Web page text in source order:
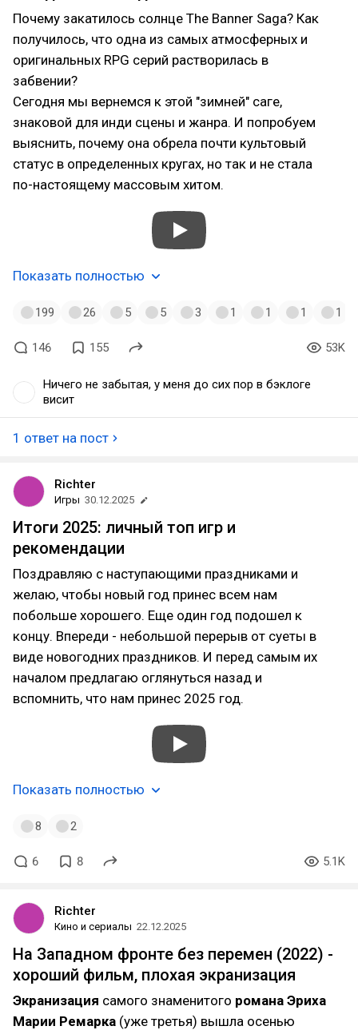
Почему закатилось солнце The Banner Saga? Как
получилось, что одна из самых атмосферных и
оригинальных RPG серий растворилась в
забвении?
Сегодня мы вернемся к этой "зимней" саге,
знаковой для инди сцены и жанра. И попробуем
выяснить, почему она обрела почти культовый
статус в определенных кругах, но так и не стала
по-настоящему массовым хитом.
Показать полностью
199 26 5 5 3 1 1 1 1
146 155 53K
Ничего не забытая, у меня до сих пор в бэклоге
висит
1 ответ на пост
Richter
Игры 30.12.2025
Итоги 2025: личный топ игр и
рекомендации
Поздравляю с наступающими праздниками и
желаю, чтобы новый год принес всем нам
побольше хорошего. Еще один год подошел к
концу. Впереди - небольшой перерыв от суеты в
виде новогодних праздников. И перед самым их
началом предлагаю оглянуться назад и
вспомнить, что нам принес 2025 год.
Показать полностью
8 2
6 8 5.1K
Richter
Кино и сериалы 22.12.2025
На Западном фронте без перемен (2022) -
хороший фильм, плохая экранизация
Экранизация самого знаменитого романа Эриха
Марии Ремарка (уже третья) вышла осенью